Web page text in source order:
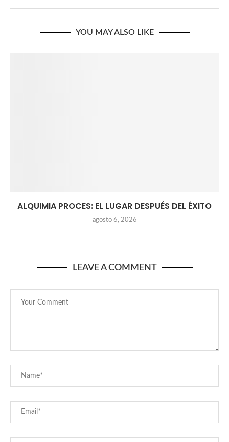
YOU MAY ALSO LIKE
ALQUIMIA PROCES: EL LUGAR DESPUÉS DEL ÉXITO
agosto 6, 2026
LEAVE A COMMENT